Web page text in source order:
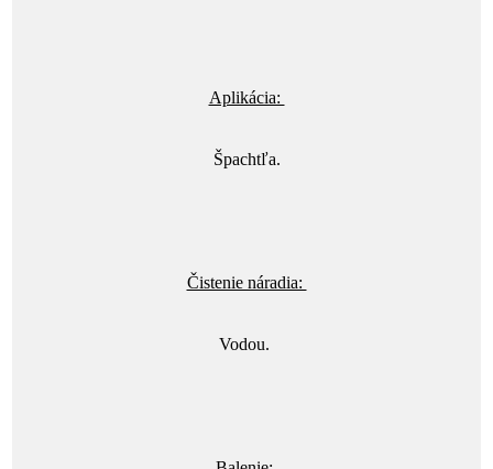
Aplikácia:
Špachtľa.
Čistenie náradia:
Vodou.